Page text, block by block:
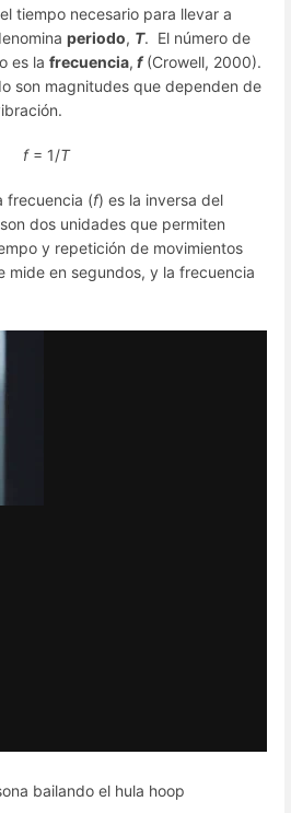
tiempo necesario para llevar a
periodo, T. El número de
es la frecuencia, f (Crowell, 2000).
son magnitudes que dependen de
f = 1/T
frecuencia (f) es la inversa del
dos unidades que permiten
y repetición de movimientos
mide en segundos, y la frecuencia
bailando el hula hoop